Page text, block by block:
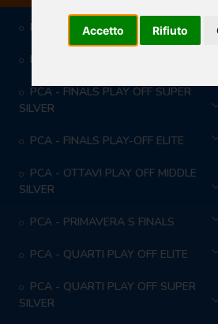
Accetto Rifiuto
PCA - TOP ELITE PLAY OFF
PCA - Elite
PCA - FINALS PLAY OFF SUPER
SILVER
PCA - FINALS PLAY-OFF ELITE
PCA - OTTAVI PLAY OFF MIDDLE
SILVER
PCA - PRIMAVERA S FINALS
PCA - QUARTI PLAY OFF ELITE
PCA - QUARTI PLAY OFF SUPER
SILVER